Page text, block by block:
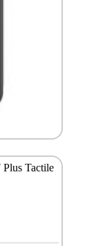
Plus Tactile